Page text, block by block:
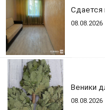
Сдается
08.08.2026
Веники
08.08.2026